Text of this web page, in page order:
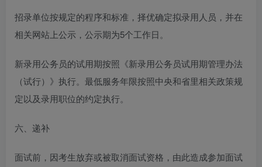
招录单位按规定的程序和标准，择优确定拟录用人员，并在
相关网站上公示，公示期为5个工作日。
新录用公务员的试用期按照《新录用公务员试用期管理办法
（试行）》执行。最低服务年限按照中央和省里相关政策规
定以及录用职位的约定执行。
六、递补
面试前，因考生放弃或被取消面试资格，由此造成参加面试